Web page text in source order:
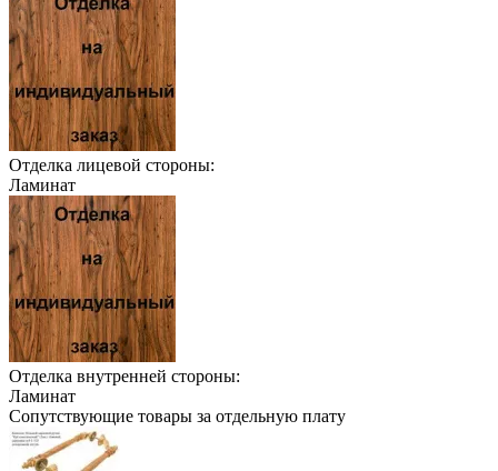
Отделка лицевой стороны:
Ламинат
Отделка внутренней стороны:
Ламинат
Сопутствующие товары за отдельную плату